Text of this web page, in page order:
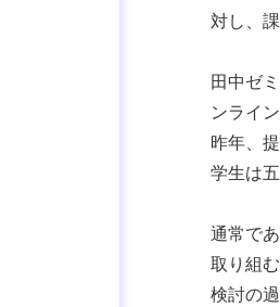
対し、
田中ゼ
ンライ
昨年、
学生は
通常で
取り組
検討の